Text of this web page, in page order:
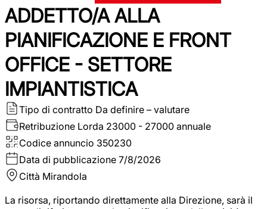
ADDETTO/A ALLA
PIANIFICAZIONE E FRONT
OFFICE - SETTORE
IMPIANTISTICA
Tipo di contratto Da definire – valutare
Retribuzione Lorda 23000 - 27000 annuale
Codice annuncio 350230
Data di pubblicazione 7/8/2026
Città Mirandola
La risorsa, riportando direttamente alla Direzione, sarà il